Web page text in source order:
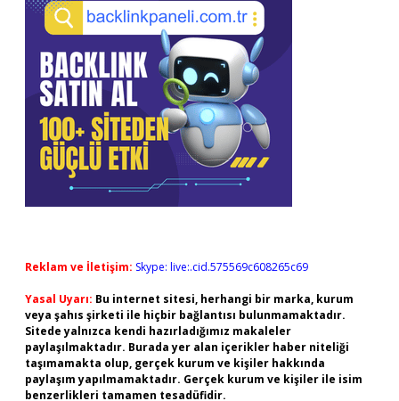
Reklam ve İletişim: Skype: live:.cid.575569c608265c69
Yasal Uyarı: Bu internet sitesi, herhangi bir marka, kurum
veya şahıs şirketi ile hiçbir bağlantısı bulunmamaktadır.
Sitede yalnızca kendi hazırladığımız makaleler
paylaşılmaktadır. Burada yer alan içerikler haber niteliği
taşımamakta olup, gerçek kurum ve kişiler hakkında
paylaşım yapılmamaktadır. Gerçek kurum ve kişiler ile isim
benzerlikleri tamamen tesadüfidir.